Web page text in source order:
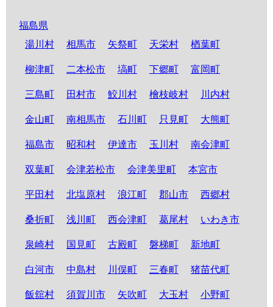
福島県
湯川村
相馬市 矢祭町 天栄村 楢葉町
柳津町 二本松市 塙町 下郷町 富岡町
三島町 田村市 鮫川村 檜枝岐村 川内村
金山町 南相馬市 石川町 只見町 大熊町
福島市 昭和村 伊達市 玉川村 南会津町
双葉町 会津若松市 会津美里町 本宮市
平田村 北塩原村 浪江町 郡山市 西郷村
桑折町 浅川町 西会津町 葛尾村 いわき市
泉崎村 国見町 古殿町 磐梯町 新地町
白河市 中島村 川俣町 三春町 猪苗代町
飯舘村 須賀川市 矢吹町 大玉村 小野町